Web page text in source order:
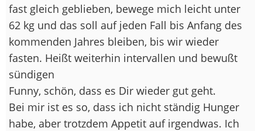
fast gleich geblieben, bewege mich leicht unter
62 kg und das soll auf jeden Fall bis Anfang des
kommenden Jahres bleiben, bis wir wieder
fasten. Heißt weiterhin intervallen und bewußt
sündigen
Funny, schön, dass es Dir wieder gut geht.
Bei mir ist es so, dass ich nicht ständig Hunger
habe, aber trotzdem Appetit auf irgendwas. Ich